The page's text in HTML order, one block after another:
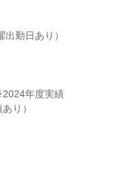
勤日あり）
年度実績
り）